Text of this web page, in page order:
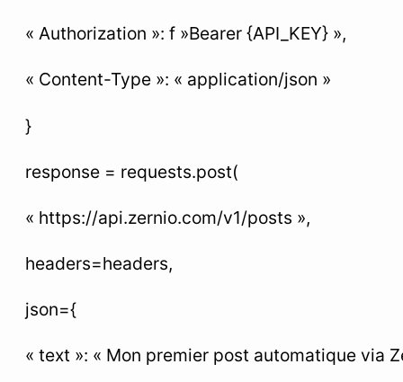
« Authorization »: f »Bearer {API_KEY} »,
« Content-Type »: « application/json »
}
response = requests.post(
« https://api.zernio.com/v1/posts »,
headers=headers,
json={
« text »: « Mon premier post automatique via